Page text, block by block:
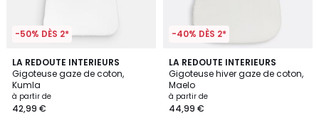
-50% DÈS 2*
LA REDOUTE INTERIEURS
Gigoteuse gaze de coton,
Kumla
à partir de
42,99 €
4,3
/ 5
4
Couleurs
-40% DÈS 2*
LA REDOUTE INTERIEURS
Gigoteuse hiver gaze de coton,
Maelo
à partir de
44,99 €